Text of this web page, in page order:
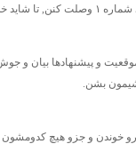
و درمون بشه.
موقعیت و پیشنهادها بیان
بشن.
رو خوندن و جزو هیچ